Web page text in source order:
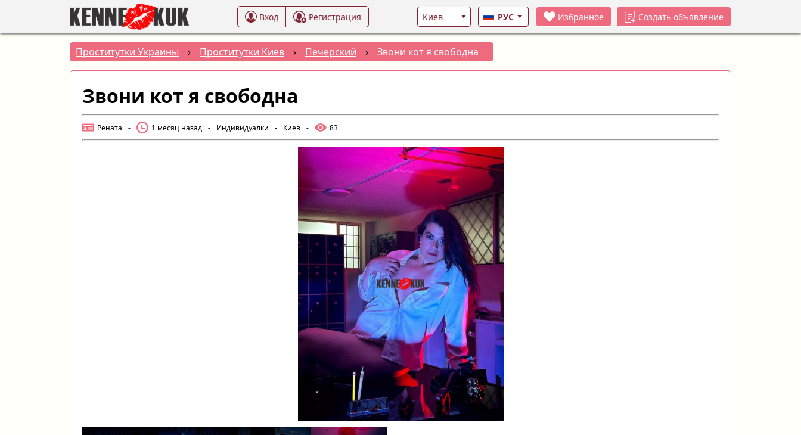
Вход Регистрация РУС Избранное Создать объявление
Проститутки Украины › Проститутки Киев › Печерский › Звони кот я свободна
Звони кот я свободна
Рената - 1 месяц назад - Индивидуалки - Киев - 83